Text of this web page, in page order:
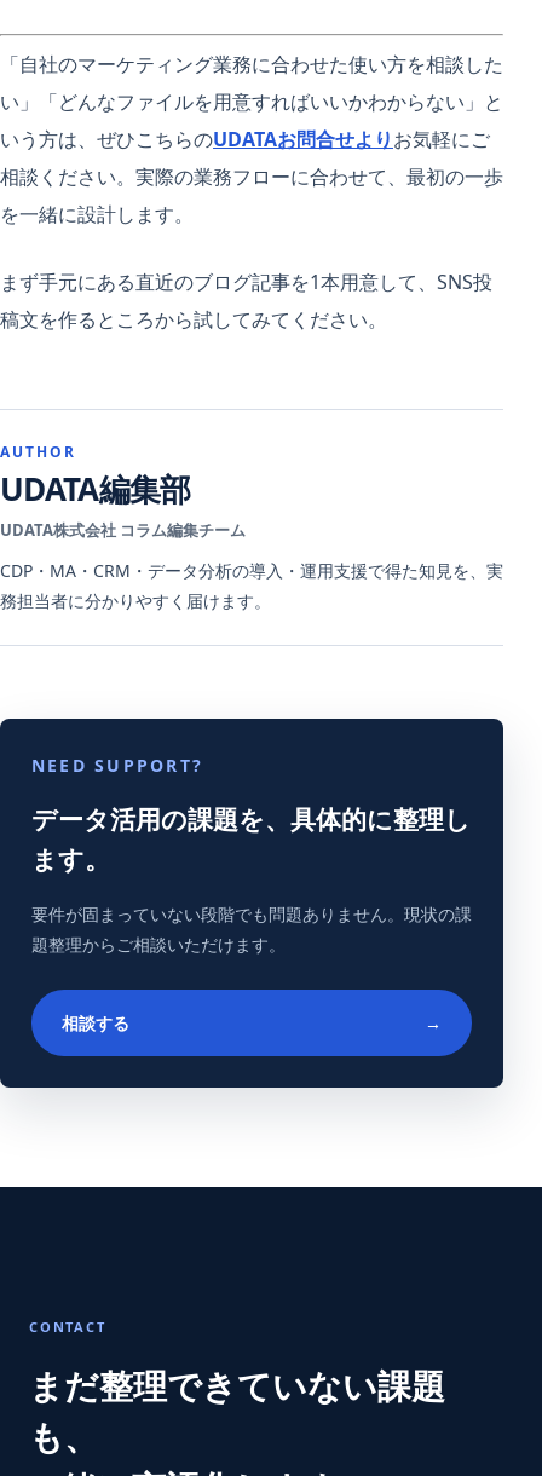
「自社のマーケティング業務に合わせた使い方を相談した
い」「どんなファイルを用意すればいいかわからない」と
いう方は、ぜひこちらのUDATAお問合せよりお気軽にご
相談ください。実際の業務フローに合わせて、最初の一歩
を一緒に設計します。
まず手元にある直近のブログ記事を1本用意して、SNS投
稿文を作るところから試してみてください。
AUTHOR
UDATA編集部
UDATA株式会社 コラム編集チーム
CDP・MA・CRM・データ分析の導入・運用支援で得た知見を、実
務担当者に分かりやすく届けます。
NEED SUPPORT?
データ活用の課題を、具体的に整理し
ます。
要件が固まっていない段階でも問題ありません。現状の課
題整理からご相談いただけます。
相談する →
CONTACT
まだ整理できていない課題
も、